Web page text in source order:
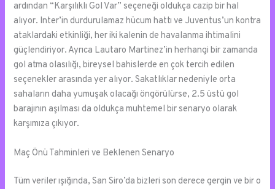
ardından “Karşılıklı Gol Var” seçeneği oldukça cazip bir hal
alıyor. Inter’in durdurulamaz hücum hattı ve Juventus’un kontra
ataklardaki etkinliği, her iki kalenin de havalanma ihtimalini
güçlendiriyor. Ayrıca Lautaro Martinez’in herhangi bir zamanda
gol atma olasılığı, bireysel bahislerde en çok tercih edilen
seçenekler arasında yer alıyor. Sakatlıklar nedeniyle orta
sahaların daha yumuşak olacağı öngörülürse, 2.5 üstü gol
barajının aşılması da oldukça muhtemel bir senaryo olarak
karşımıza çıkıyor.
Maç Önü Tahminleri ve Beklenen Senaryo
Tüm veriler ışığında, San Siro’da bizleri son derece gergin ve bir o